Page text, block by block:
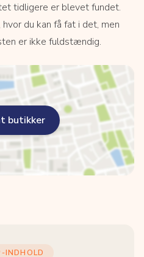
tidligere er blevet fundet.
du kan få fat i det, men
er ikke fuldstændig.
butikker
INDHOLD